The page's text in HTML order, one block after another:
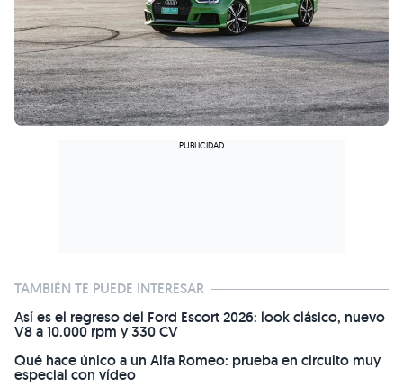
TAMBIÉN TE PUEDE INTERESAR
Así es el regreso del Ford Escort 2026: look clásico, nuevo
V8 a 10.000 rpm y 330 CV
Qué hace único a un Alfa Romeo: prueba en circuito muy
especial con vídeo